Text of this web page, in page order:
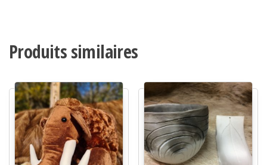
Produits similaires